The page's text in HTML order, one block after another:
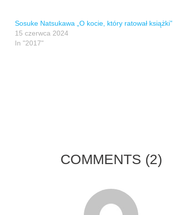
Sosuke Natsukawa „O kocie, który ratował książki”
15 czerwca 2024
In "2017"
COMMENTS (2)